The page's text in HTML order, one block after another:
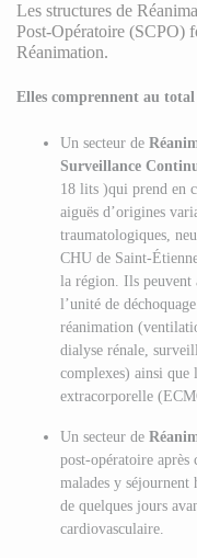
Les structures de
Post-Opératoire (SCPO)
Réanimation.
Elles comprennent au
Un secteur de
Surveillance
18 lits )qui prend en
aiguës d’origines
traumatologiques,
CHU de Saint-
la région. Ils peuvent
l’unité de
réanimation
dialyse rénale,
complexes) ainsi que
extracorporelle
Un secteur de
post-opératoire
malades y séjournent
de quelques jours
cardiovasculaire.